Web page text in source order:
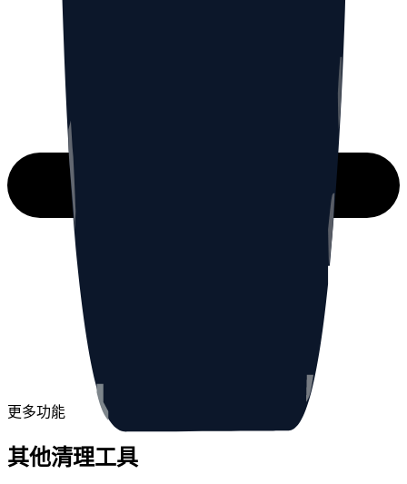
更多功能
其他清理工具